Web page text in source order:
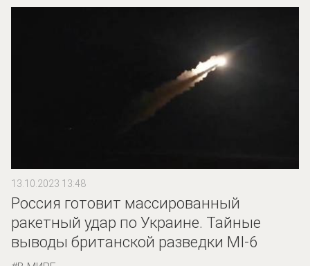
13.10.2023 13:48
Россия готовит массированный
ракетный удар по Украине. Тайные
выводы британской разведки MI-6